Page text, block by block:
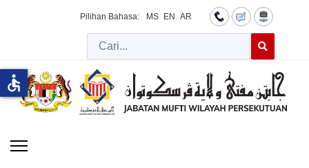
Pilihan Bahasa: MS EN AR
Cari
accessible